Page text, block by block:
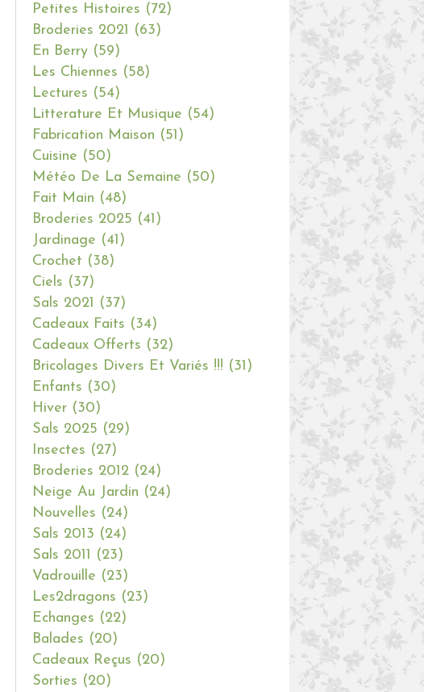
Petites Histoires (72)
Broderies 2021
(63)
En Berry (59)
Les Chiennes (58)
Lectures (54)
Litterature Et Musique (54)
Fabrication Maison (51)
Cuisine (50)
Météo De La Semaine (50)
Fait Main (48)
Broderies 2025 (41)
Jardinage (41)
Crochet (38)
Ciels (37)
Sals 2021
(37)
Cadeaux Faits (34)
Cadeaux Offerts (32)
Bricolages Divers Et Variés !!! (31)
Enfants (30)
Hiver (30)
Sals 2025 (29)
Insectes (27)
Broderies 2012 (24)
Neige Au Jardin (24)
Nouvelles (24)
Sals 2013 (24)
Sals 2011
(23)
Vadrouille (23)
Les2dragons (23)
Echanges (22)
Balades (20)
Cadeaux Reçus (20)
Sorties (20)